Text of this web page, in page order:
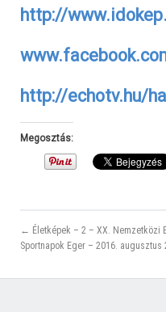
http://
http://echotv.hu/
Megosztás:
← Életképek – 2 – XX. Nemzetközi
Sportnapok Eger – 2016. augusztus